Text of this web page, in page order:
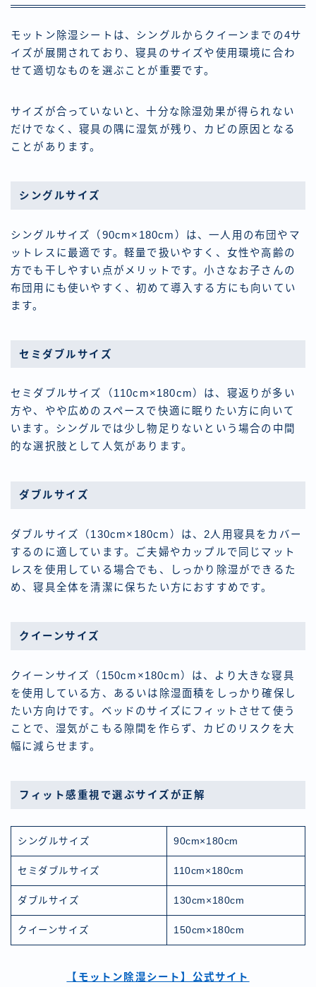
モットン除湿シートは、シングルからクイーンまでの4サ
イズが展開されており、寝具のサイズや使用環境に合わ
せて適切なものを選ぶことが重要です。
サイズが合っていないと、十分な除湿効果が得られない
だけでなく、寝具の隅に湿気が残り、カビの原因となる
ことがあります。
シングルサイズ
シングルサイズ（90cm×180cm）は、一人用の布団やマ
ットレスに最適です。軽量で扱いやすく、女性や高齢の
方でも干しやすい点がメリットです。小さなお子さんの
布団用にも使いやすく、初めて導入する方にも向いてい
ます。
セミダブルサイズ
セミダブルサイズ（110cm×180cm）は、寝返りが多い
方や、やや広めのスペースで快適に眠りたい方に向いて
います。シングルでは少し物足りないという場合の中間
的な選択肢として人気があります。
ダブルサイズ
ダブルサイズ（130cm×180cm）は、2人用寝具をカバー
するのに適しています。ご夫婦やカップルで同じマット
レスを使用している場合でも、しっかり除湿ができるた
め、寝具全体を清潔に保ちたい方におすすめです。
クイーンサイズ
クイーンサイズ（150cm×180cm）は、より大きな寝具
を使用している方、あるいは除湿面積をしっかり確保し
たい方向けです。ベッドのサイズにフィットさせて使う
ことで、湿気がこもる隙間を作らず、カビのリスクを大
幅に減らせます。
フィット感重視で選ぶサイズが正解
シングルサイズ 90cm×180cm
セミダブルサイズ 110cm×180cm
ダブルサイズ 130cm×180cm
クイーンサイズ 150cm×180cm
【モットン除湿シート】公式サイト